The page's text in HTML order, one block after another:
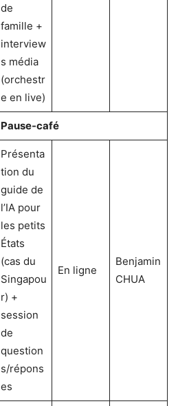
de
famille +
interview
s média
(orchestr
e en live)
Pause-café
Présenta
tion du
guide de
l’IA pour
les petits
États
(cas du
Singapou
r) +
session
de
question
s/répons
es
En ligne
Benjamin
CHUA